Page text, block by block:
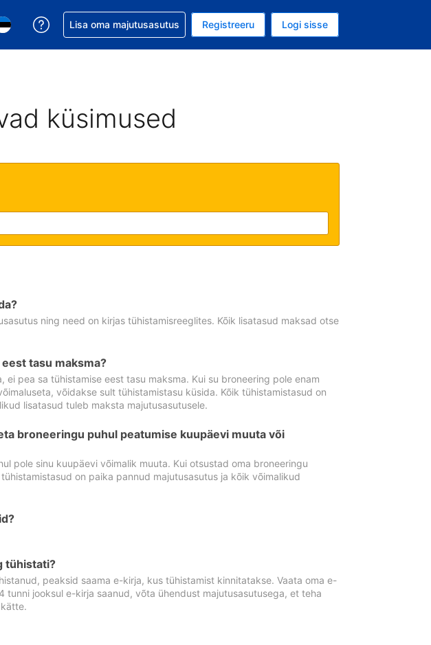
Praegune valitud valuuta on USA dollar
Vali keel. Praegune valitud keel on Eesti keeles
Saa broneeringuga abi
Lisa oma majutusasutus Registreeru Logi sisse
küsimused
ning need on kirjas tühistamisreeglites. Kõik lisatasud maksad otse
tasu maksma?
ei pea sa tühistamise eest tasu maksma. Kui su broneering pole enam
võidakse sult tühistamistasu küsida. Kõik tühistamistasud on
lisatasud tuleb maksta majutusasutusele.
broneeringu puhul peatumise kuupäevi muuta või
pole sinu kuupäevi võimalik muuta. Kui otsustad oma broneeringu
on paika pannud majutusasutus ja kõik võimalikud
tühistati?
peaksid saama e-kirja, kus tühistamist kinnitatakse. Vaata oma e-
tunni jooksul e-kirja saanud, võta ühendust majutusasutusega, et teha